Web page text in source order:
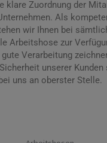
klare Zuordnung der
Als
wir Ihnen bei
Arbeitshose zur
Verarbeitung
unserer Kunden
uns an oberster Stelle.